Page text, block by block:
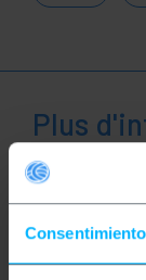
Consentimiento
Plus
Description
Enrouleur